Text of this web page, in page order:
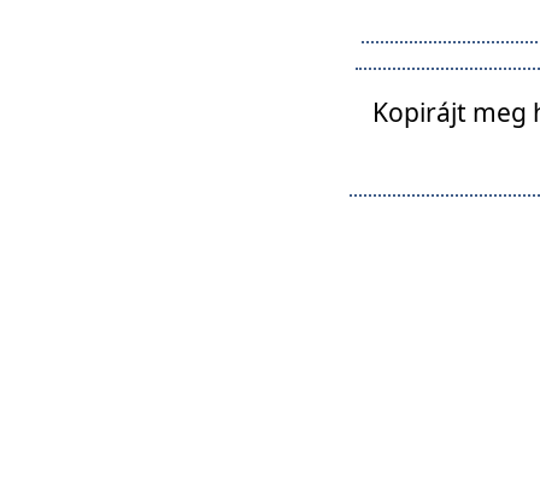
Kopirájt meg